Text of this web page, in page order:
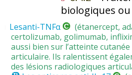
biologiques
Lesanti-TNFα
(étanercept,
certolizumab, golimumab,
aussi bien sur l’atteinte
articulaire. Ils ralentissent
des lésions radiologiques